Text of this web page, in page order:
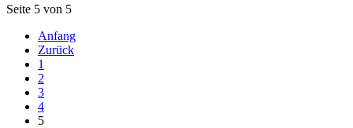
Seite 5 von 5
Anfang
Zurück
1
2
3
4
5